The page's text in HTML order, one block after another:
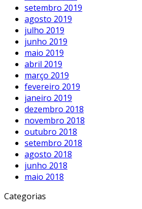
setembro 2019
agosto 2019
julho 2019
junho 2019
maio 2019
abril 2019
março 2019
fevereiro 2019
janeiro 2019
dezembro 2018
novembro 2018
outubro 2018
setembro 2018
agosto 2018
junho 2018
maio 2018
Categorias